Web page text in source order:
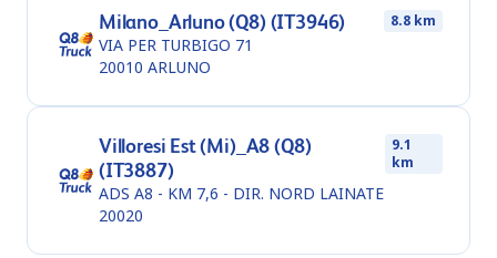
Milano_Arluno (Q8) (IT3946) 8.8 km
VIA PER TURBIGO 71
20010 ARLUNO
Villoresi Est (Mi)_A8 (Q8)
(IT3887)
9.1
km
ADS A8 - KM 7,6 - DIR. NORD LAINATE
20020